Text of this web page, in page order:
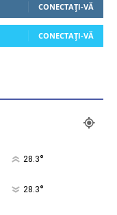
CONECTAȚI-VĂ
CONECTAȚI-VĂ
28.3°
28.3°